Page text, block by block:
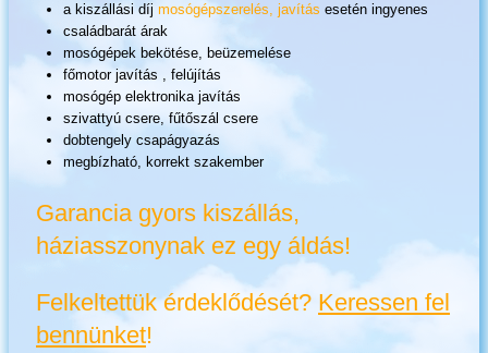
a kiszállási díj mosógépszerelés, javítás esetén ingyenes
családbarát árak
mosógépek bekötése, beüzemelése
főmotor javítás , felújítás
mosógép elektronika javítás
szivattyú csere, fűtőszál csere
dobtengely csapágyazás
megbízható, korrekt szakember
Garancia gyors kiszállás,
háziasszonynak ez egy áldás!
Felkeltettük érdeklődését? Keressen fel
bennünket!